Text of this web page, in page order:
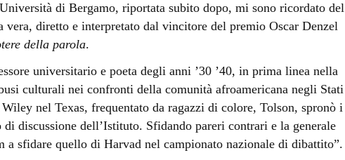
di Bergamo, riportata subito dopo, mi sono ricordato del
diretto e interpretato dal vincitore del premio Oscar Denzel
della parola.
universitario e poeta degli anni ’30 ’40, in prima linea nella
culturali nei confronti della comunità afroamericana negli Stati
nel Texas, frequentato da ragazzi di colore, Tolson, spronò i
discussione dell’Istituto. Sfidando pareri contrari e la generale
a sfidare quello di Harvad nel campionato nazionale di dibattito”.